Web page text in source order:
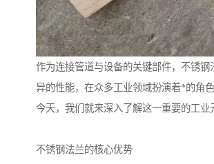
作为连接管道与设备的关键部件，不锈钢
异的性能，在众多工业领域扮演着*的角色
今天，我们就来深入了解这一重要的工业
不锈钢法兰的核心优势